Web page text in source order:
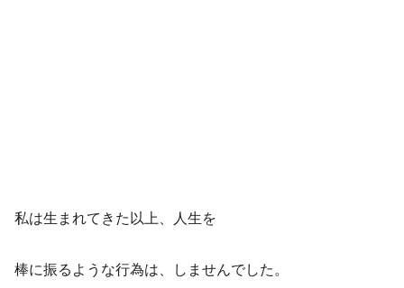
私は生まれてきた以上、人生を
棒に振るような行為は、しませんでした。